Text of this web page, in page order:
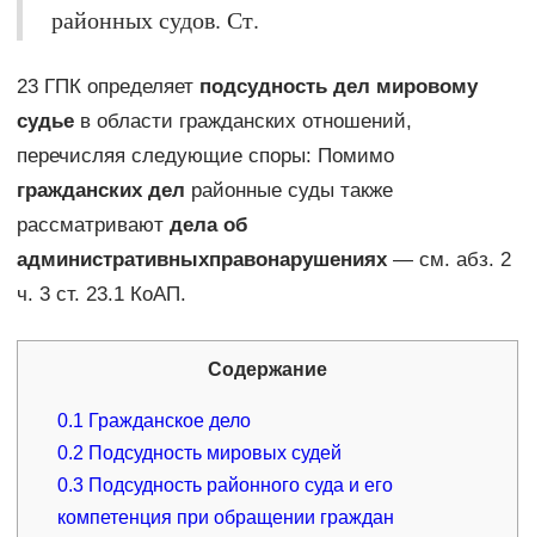
районных судов. Ст.
23 ГПК определяет подсудность дел мировому
судьев области гражданских отношений,
перечисляя следующие споры: Помимо
гражданских дел районные суды также
рассматривают дела об
административныхправонарушениях— см. абз. 2
ч. 3 ст. 23.1 КоАП.
Содержание
0.1 Гражданское дело
0.2 Подсудность мировых судей
0.3 Подсудность районного суда и его
компетенция при обращении граждан